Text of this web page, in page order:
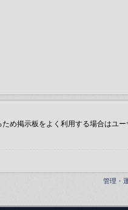
め掲示板をよく利用する場合はユ
管理・